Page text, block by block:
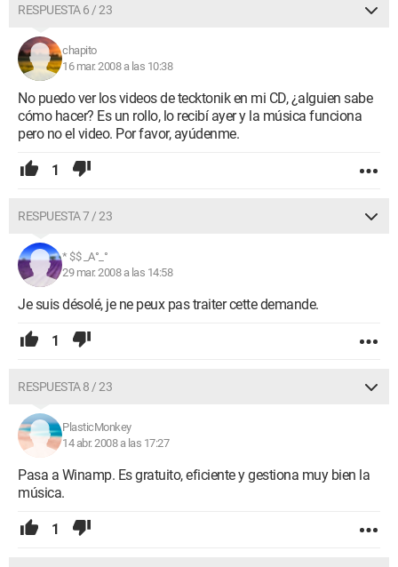
RESPUESTA 6 / 23
chapito
16 mar. 2008 a las 10:38
No puedo ver los videos de tecktonik en mi CD, ¿alguien sabe
cómo hacer? Es un rollo, lo recibí ayer y la música funciona
pero no el video. Por favor, ayúdenme.
1
RESPUESTA 7 / 23
* $$ _A°_°
29 mar. 2008 a las 14:58
Je suis désolé, je ne peux pas traiter cette demande.
1
RESPUESTA 8 / 23
PlasticMonkey
14 abr. 2008 a las 17:27
Pasa a Winamp. Es gratuito, eficiente y gestiona muy bien la
música.
1